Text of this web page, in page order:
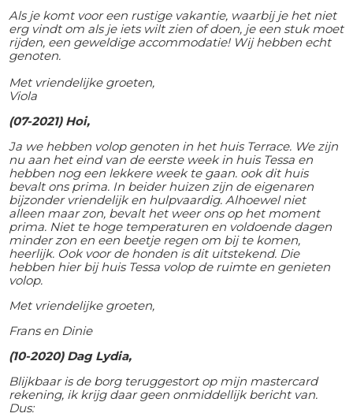
Als je komt voor een rustige vakantie, waarbij je het niet
erg vindt om als je iets wilt zien of doen, je een stuk moet
rijden, een geweldige accommodatie! Wij hebben echt
genoten.
Met vriendelijke groeten,
Viola
(07-2021) Hoi,
Ja we hebben volop genoten in het huis Terrace. We zijn
nu aan het eind van de eerste week in huis Tessa en
hebben nog een lekkere week te gaan. ook dit huis
bevalt ons prima. In beider huizen zijn de eigenaren
bijzonder vriendelijk en hulpvaardig. Alhoewel niet
alleen maar zon, bevalt het weer ons op het moment
prima. Niet te hoge temperaturen en voldoende dagen
minder zon en een beetje regen om bij te komen,
heerlijk. Ook voor de honden is dit uitstekend. Die
hebben hier bij huis Tessa volop de ruimte en genieten
volop.
Met vriendelijke groeten,
Frans en Dinie
(10-2020) Dag Lydia,
Blijkbaar is de borg teruggestort op mijn mastercard
rekening, ik krijg daar geen onmiddellijk bericht van.
Dus: